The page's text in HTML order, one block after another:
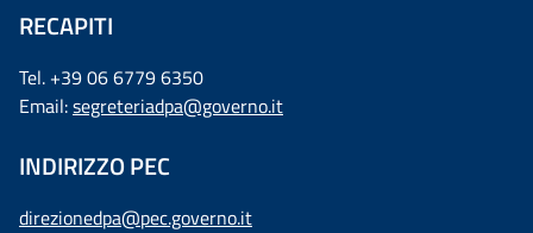
RECAPITI
Tel. +39 06 6779 6350
Email:segreteriadpa@governo.it
INDIRIZZO PEC
direzionedpa@pec.governo.it